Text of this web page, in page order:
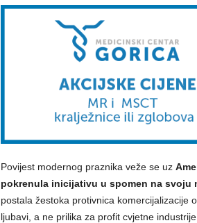
Povijest modernog praznika veže se uz
pokrenula inicijativu u spomen na svoju
postala žestoka protivnica komercijalizacije
ljubavi, a ne prilika za profit cvjetne industrije.